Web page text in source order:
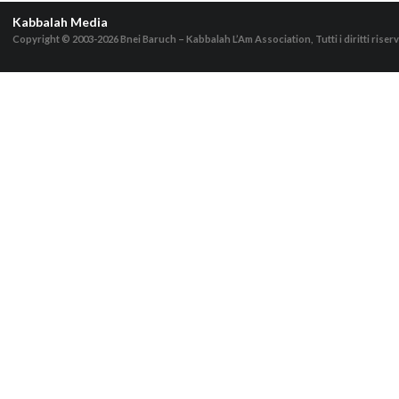
Kabbalah Media
Copyright © 2003-2026Bnei Baruch – Kabbalah L’Am Association, Tutti i diritti